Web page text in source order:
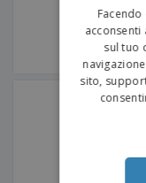
sul tuo
sito,